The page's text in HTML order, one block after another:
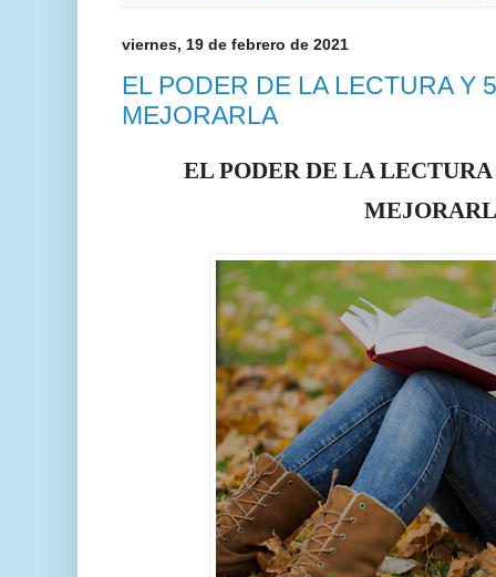
viernes, 19 de febrero de 2021
EL PODER DE LA LECTURA Y
MEJORARLA
EL PODER DE LA